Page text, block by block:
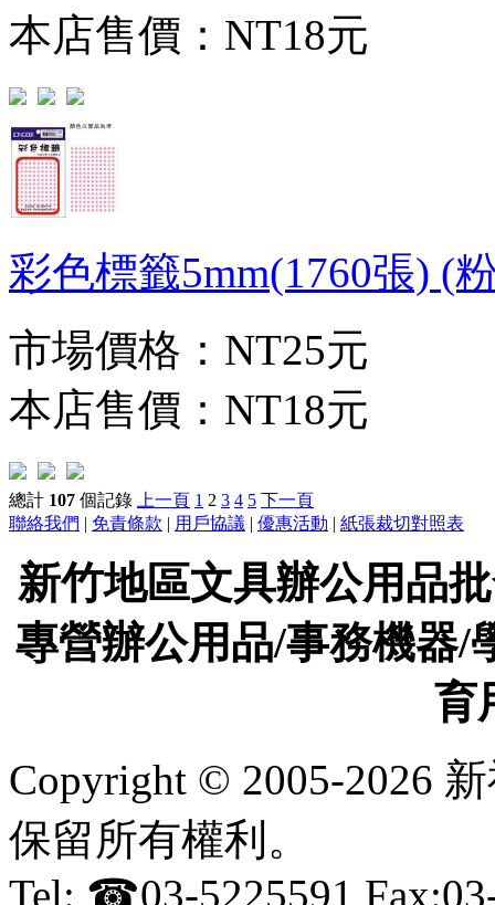
本店售價： NT18元
彩色標籤5mm(1760張) (
市場價格： NT25元
本店售價： NT18元
總計 107 個記錄 上一頁 1 2 3 4 5 下一頁
聯絡我們 | 免責條款 | 用戶協議 | 優惠活動 | 紙張裁切對照表
新竹地區文具辦公用品
專營辦公用品/事務機器/
育
Copyright © 2005-2026
保留所有權利。
Tel: ☎03-5225591